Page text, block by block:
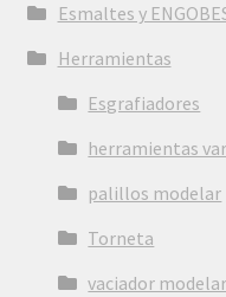
Esmaltes y
Herramientas
Esgrafiadores
herramientas
palillos modelar
Torneta
vaciador modelar